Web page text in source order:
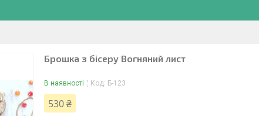
Брошка з бісеру Вогняний лист
В наявності Код: Б-123
530 ₴